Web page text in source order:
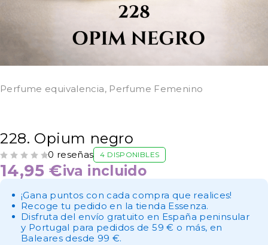
Perfume equivalencia, Perfume Femenino
228. Opium negro
0 reseñas 4 DISPONIBLES
14,95€iva incluido
¡Gana puntos con cada compra que realices!
Recoge tu pedido en la tienda Essenza.
Disfruta del envío gratuito en España peninsular
y Portugal para pedidos de 59 € o más, en
Baleares desde 99 €.